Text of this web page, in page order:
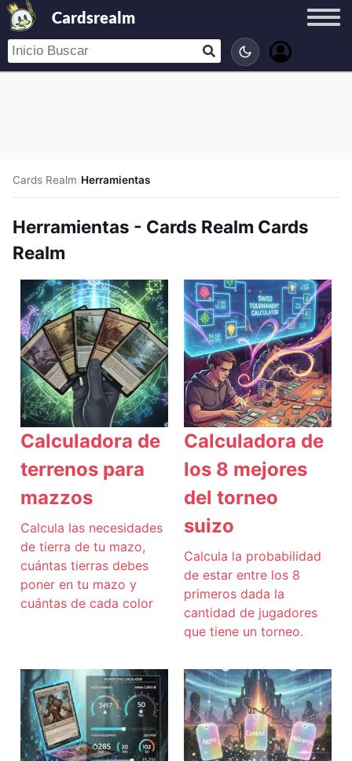
Cardsrealm
Cards Realm/Herramientas
Herramientas - Cards Realm Cards
Realm
Calculadora de
terrenos para
mazzos
Calcula las necesidades
de tierra de tu mazo,
cuántas tierras debes
poner en tu mazo y
cuántas de cada color
Calculadora de
los 8 mejores
del torneo
suizo
Calcula la probabilidad
de estar entre los 8
primeros dada la
cantidad de jugadores
que tiene un torneo.